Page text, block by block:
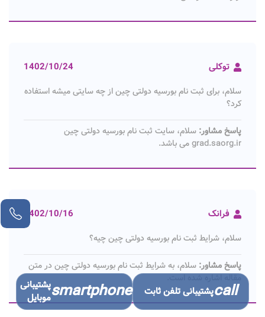
توکلی 1402/10/24
سلام، برای ثبت نام بورسیه دولتی چین از چه سایتی میشه استفاده
کرد؟
پاسخ مشاور: سلام، سایت ثبت نام بورسیه دولتی چین
grad.saorg.ir می باشد.
فرانک 1402/10/16
سلام، شرایط ثبت نام بورسیه دولتی چین چیه؟
پاسخ مشاور: سلام، به شرایط ثبت نام بورسیه دولتی چین در متن
مقاله اشاره شده است.
callپشتیبانی تلفن ثابت smartphoneپشتیبانی
موبایل